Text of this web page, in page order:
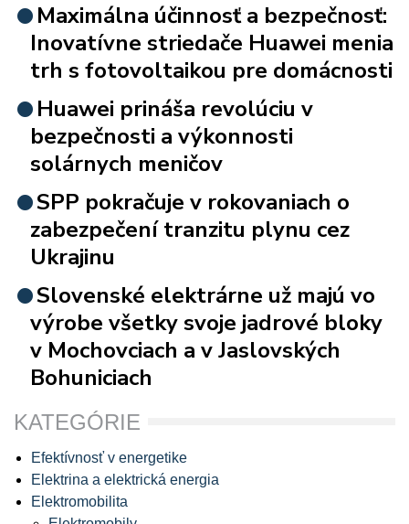
Maximálna účinnosť a bezpečnosť:
Inovatívne striedače Huawei menia
trh s fotovoltaikou pre domácnosti
Huawei prináša revolúciu v
bezpečnosti a výkonnosti
solárnych meničov
SPP pokračuje v rokovaniach o
zabezpečení tranzitu plynu cez
Ukrajinu
Slovenské elektrárne už majú vo
výrobe všetky svoje jadrové bloky
v Mochovciach a v Jaslovských
Bohuniciach
KATEGÓRIE
Efektívnosť v energetike
Elektrina a elektrická energia
Elektromobilita